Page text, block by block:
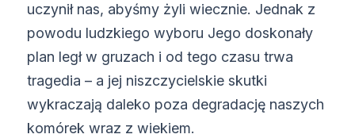
uczynił nas, abyśmy żyli wiecznie. Jednak z
powodu ludzkiego wyboru Jego doskonały
plan legł w gruzach i od tego czasu trwa
tragedia – a jej niszczycielskie skutki
wykraczają daleko poza degradację naszych
komórek wraz z wiekiem.